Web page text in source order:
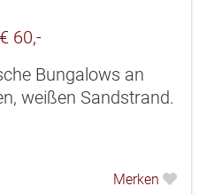
60,-
Bungalows an
weißen Sandstrand.
Merken